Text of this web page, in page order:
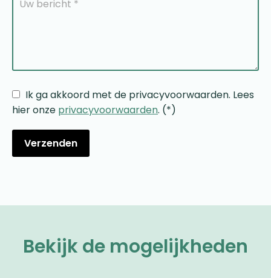
Ik ga akkoord met de privacyvoorwaarden. Lees
hier onze privacyvoorwaarden. (*)
Bekijk de mogelijkheden